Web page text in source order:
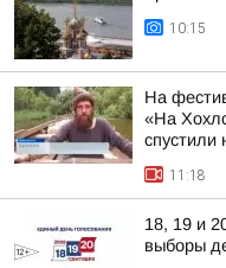
10:15
На
«На
спустили
11:18
18, 19 и
выборы